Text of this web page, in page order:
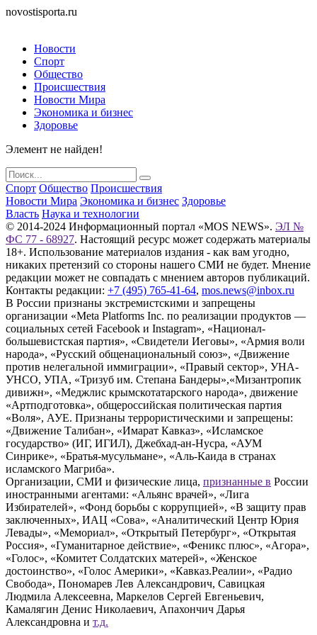
novostisporta.ru
Новости
Спорт
Общество
Происшествия
Новости Мира
Экономика и бизнес
Здоровье
Элемент не найден!
Спорт Общество Происшествия
Новости Мира Экономика и бизнес Здоровье
Власть Наука и технологии
© 2014-2024 Информационный портал «MOS NEWS». ЭЛ №
ФС 77 - 68927. Настоящий ресурс может содержать материалы
18+. Использование материалов издания - как вам угодно,
никаких претензий со стороны нашего СМИ не будет. Мнение
редакции может не совпадать с мнением авторов публикаций.
Контакты редакции: +7 (495) 765-41-64, mos.news@inbox.ru
В России признаны экстремистскими и запрещены
организации «Meta Platforms Inc. по реализации продуктов —
социальных сетей Facebook и Instagram», «Национал-
большевистская партия», «Свидетели Иеговы», «Армия воли
народа», «Русский общенациональный союз», «Движение
против нелегальной иммиграции», «Правый сектор», УНА-
УНСО, УПА, «Тризуб им. Степана Бандеры»,«Мизантропик
дивижн», «Меджлис крымскотатарского народа», движение
«Артподготовка», общероссийская политическая партия
«Воля», АУЕ. Признаны террористическими и запрещены:
«Движение Талибан», «Имарат Кавказ», «Исламское
государство» (ИГ, ИГИЛ), Джебхад-ан-Нусра, «АУМ
Синрике», «Братья-мусульмане», «Аль-Каида в странах
исламского Магриба».
Организации, СМИ и физические лица, признанные в России
иностранными агентами: «Альянс врачей», «Лига
Избирателей», «Фонд борьбы с коррупцией», «В защиту прав
заключенных», ИАЦ «Сова», «Аналитический Центр Юрия
Левады», «Мемориал», «Открытый Петербург», «Открытая
Россия», «Гуманитарное действие», «Феникс плюс», «Агора»,
«Голос», «Комитет Солдатских матерей», «Женское
достоинство», «Голос Америки», «Кавказ.Реалии», «Радио
Свобода», Пономарев Лев Александрович, Савицкая
Людмила Алексеевна, Маркелов Сергей Евгеньевич,
Камалягин Денис Николаевич, Апахончич Дарья
Александровна и т.д.